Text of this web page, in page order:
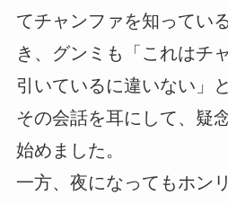
てチャンファを知ってい
き、グンミも「これはチ
引いているに違いない」
その会話を耳にして、疑
始めました。
一方、夜になってもホン